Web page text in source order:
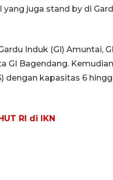
juga stand by di
Induk (GI) Amuntai, GI
GI Bagendang.
dengan kapasitas 6
RI di IKN